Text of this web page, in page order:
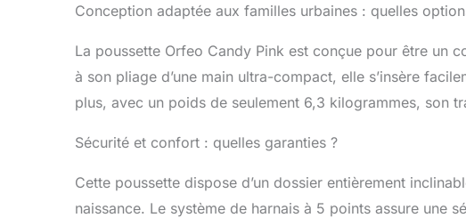
Conception adaptée aux familles urbaines : quelles
La poussette Orfeo Candy Pink est conçue pour être un
à son pliage d’une main ultra-compact, elle s’insère
plus, avec un poids de seulement 6,3 kilogrammes, son
Sécurité et confort : quelles garanties ?
Cette poussette dispose d’un dossier entièrement
naissance. Le système de harnais à 5 points assure une